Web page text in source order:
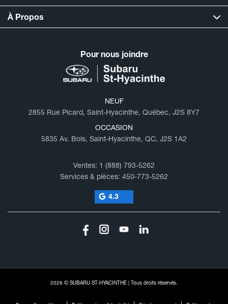
Pour nous joindre
NEUF
2855 Rue Picard, Saint-Hyacinthe, Québec, J2S 8Y7
OCCASION
5835 Av. Bois, Saint-Hyacinthe, QC, J2S 1A2
Ventes: 1 (888) 793-5262
Services & pièces: 450-773-5262
4.3
À Propos
2026 © SUBARU ST-HYACINTHE | Tous droits réservés.